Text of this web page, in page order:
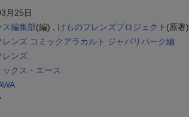
月25日
ス編集部(編) , けものフレンズプロジェクト (原著)
レンズ コミックアラカルト ジャパリパーク編
レンズ
クス・エース